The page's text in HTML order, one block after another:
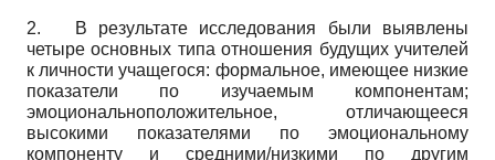
2.
В результате исследования были выявлены
четыре основных типа отношения будущих учителей
к личности учащегося: формальное, имеющее низкие
показатели по изучаемым компонентам;
эмоционально­положительное, отличающееся
высокими показателями по эмоциональному
компоненту и средними/низкими по другим